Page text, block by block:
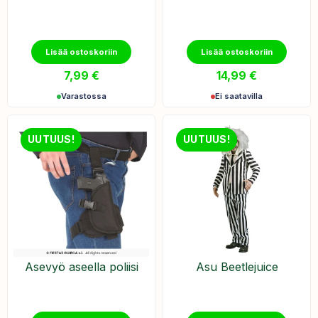
Lisää ostoskoriin
7,99 €
Varastossa
Lisää ostoskoriin
14,99 €
Ei saatavilla
UUTUUS!
Asevyö aseella poliisi
UUTUUS!
Asu Beetlejuice